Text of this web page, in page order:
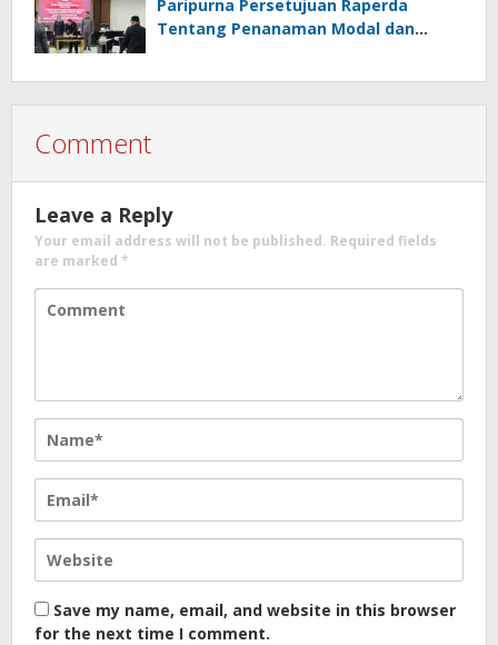
Paripurna Persetujuan Raperda
Tentang Penanaman Modal dan
Comment
Leave a Reply
Your email address will not be published. Required fields
are marked *
Save my name, email, and website in this browser
for the next time I comment.